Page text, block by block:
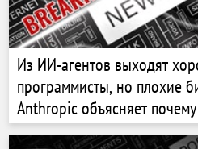
Из ИИ-агентов выходят
программисты, но плохие
Anthropic объясняет почему